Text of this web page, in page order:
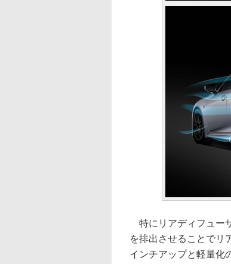
特にリアディフュー
を排出させることでリ
インチアップと軽量化